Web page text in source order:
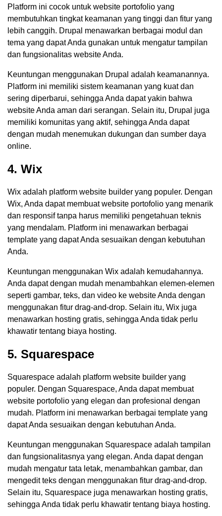
Platform ini cocok untuk website portofolio yang
membutuhkan tingkat keamanan yang tinggi dan fitur yang
lebih canggih. Drupal menawarkan berbagai modul dan
tema yang dapat Anda gunakan untuk mengatur tampilan
dan fungsionalitas website Anda.
Keuntungan menggunakan Drupal adalah keamanannya.
Platform ini memiliki sistem keamanan yang kuat dan
sering diperbarui, sehingga Anda dapat yakin bahwa
website Anda aman dari serangan. Selain itu, Drupal juga
memiliki komunitas yang aktif, sehingga Anda dapat
dengan mudah menemukan dukungan dan sumber daya
online.
4. Wix
Wix adalah platform website builder yang populer. Dengan
Wix, Anda dapat membuat website portofolio yang menarik
dan responsif tanpa harus memiliki pengetahuan teknis
yang mendalam. Platform ini menawarkan berbagai
template yang dapat Anda sesuaikan dengan kebutuhan
Anda.
Keuntungan menggunakan Wix adalah kemudahannya.
Anda dapat dengan mudah menambahkan elemen-elemen
seperti gambar, teks, dan video ke website Anda dengan
menggunakan fitur drag-and-drop. Selain itu, Wix juga
menawarkan hosting gratis, sehingga Anda tidak perlu
khawatir tentang biaya hosting.
5. Squarespace
Squarespace adalah platform website builder yang
populer. Dengan Squarespace, Anda dapat membuat
website portofolio yang elegan dan profesional dengan
mudah. Platform ini menawarkan berbagai template yang
dapat Anda sesuaikan dengan kebutuhan Anda.
Keuntungan menggunakan Squarespace adalah tampilan
dan fungsionalitasnya yang elegan. Anda dapat dengan
mudah mengatur tata letak, menambahkan gambar, dan
mengedit teks dengan menggunakan fitur drag-and-drop.
Selain itu, Squarespace juga menawarkan hosting gratis,
sehingga Anda tidak perlu khawatir tentang biaya hosting.